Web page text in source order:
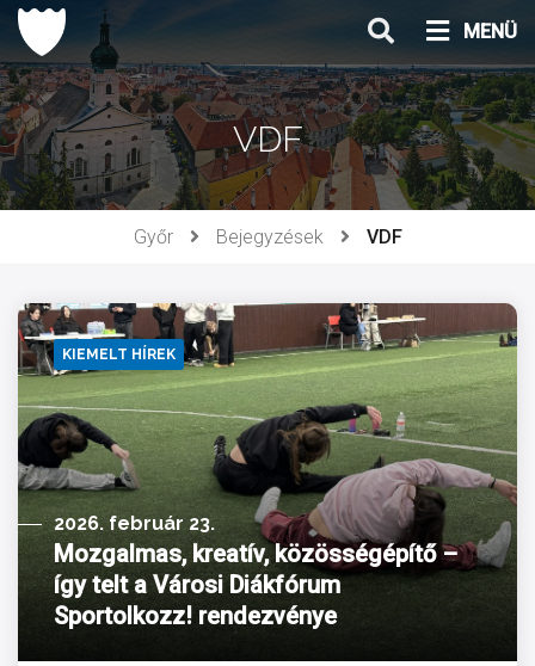
Ugrás
tartalomhoz
MENÜ
VDF
Győr Bejegyzések VDF
KIEMELT HÍREK
2026. február 23.
Mozgalmas, kreatív, közösségépítő –
így telt a Városi Diákfórum
Sportolkozz! rendezvénye